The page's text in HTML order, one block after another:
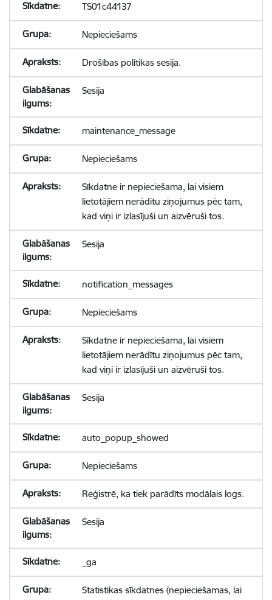
TS01c44137
Nepieciešams
Drošības politikas sesija.
Sesija
maintenance_message
Nepieciešams
Sīkdatne ir nepieciešama, lai visiem
lietotājiem nerādītu ziņojumus pēc tam,
kad viņi ir izlasījuši un aizvēruši tos.
Sesija
notification_messages
Nepieciešams
Sīkdatne ir nepieciešama, lai visiem
lietotājiem nerādītu ziņojumus pēc tam,
kad viņi ir izlasījuši un aizvēruši tos.
Sesija
auto_popup_showed
Nepieciešams
Reģistrē, ka tiek parādīts modālais logs.
Sesija
_ga
Statistikas sīkdatnes (nepieciešamas, lai